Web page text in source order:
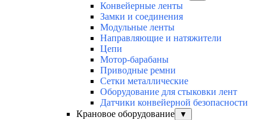
Конвейерные ленты
Замки и соединения
Модульные ленты
Направляющие и натяжители
Цепи
Мотор-барабаны
Приводные ремни
Сетки металлические
Оборудование для стыковки лент
Датчики конвейерной безопасности
Крановое оборудование
▼